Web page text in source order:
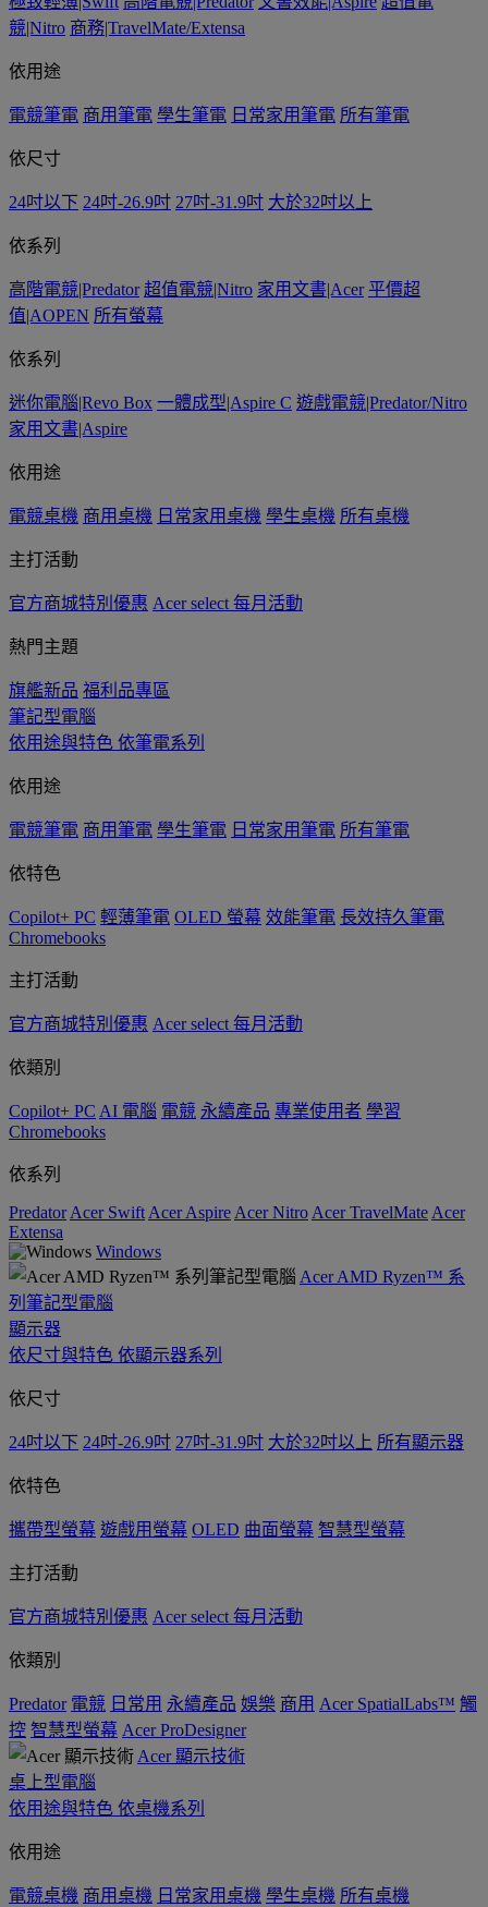
競|Nitro 商務|TravelMate/Extensa
依用途
電競筆電 商用筆電 學生筆電 日常家用筆電 所有筆電
依尺寸
24吋以下 24吋-26.9吋 27吋-31.9吋 大於32吋以上
依系列
高階電競|Predator 超值電競|Nitro 家用文書|Acer 平價超
值|AOPEN 所有螢幕
依系列
迷你電腦|Revo Box 一體成型|Aspire C 遊戲電競|Predator/Nitro
家用文書|Aspire
依用途
電競桌機 商用桌機 日常家用桌機 學生桌機 所有桌機
主打活動
官方商城特別優惠 Acer select 每月活動
熱門主題
旗艦新品 福利品專區
筆記型電腦
依用途與特色 依筆電系列
依用途
電競筆電 商用筆電 學生筆電 日常家用筆電 所有筆電
依特色
Copilot+ PC 輕薄筆電 OLED 螢幕 效能筆電 長效持久筆電
Chromebooks
主打活動
官方商城特別優惠 Acer select 每月活動
依類別
Copilot+ PC AI 電腦 電競 永續產品 專業使用者 學習
Chromebooks
依系列
Predator Acer Swift Acer Aspire Acer Nitro Acer TravelMate Acer
Extensa
Windows
Acer AMD Ryzen™ 系
列筆記型電腦
顯示器
依尺寸與特色 依顯示器系列
依尺寸
24吋以下 24吋-26.9吋 27吋-31.9吋 大於32吋以上 所有顯示器
依特色
攜帶型螢幕 遊戲用螢幕 OLED 曲面螢幕 智慧型螢幕
主打活動
官方商城特別優惠 Acer select 每月活動
依類別
Predator 電競 日常用 永續產品 娛樂 商用 Acer SpatialLabs™ 觸
控 智慧型螢幕 Acer ProDesigner
Acer 顯示技術
桌上型電腦
依用途與特色 依桌機系列
依用途
電競桌機 商用桌機 日常家用桌機 學生桌機 所有桌機